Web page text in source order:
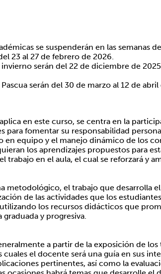
se suspenderán en las semanas
23 al 27 de febrero de 2026.
invierno serán del 22 de diciembre de
serán del 30 de marzo al 12 de
en este curso, se centra en la
para fomentar su responsabilidad
en equipo y el manejo dinámico de los
los aprendizajes propuestos para
trabajo en el aula, el cual se reforzará y
metodológico, el trabajo que desarrolla
de las actividades que los
los recursos didácticos que
y progresiva.
a partir de la exposición de los
el docente será una guía en sus
pertinentes, así como la